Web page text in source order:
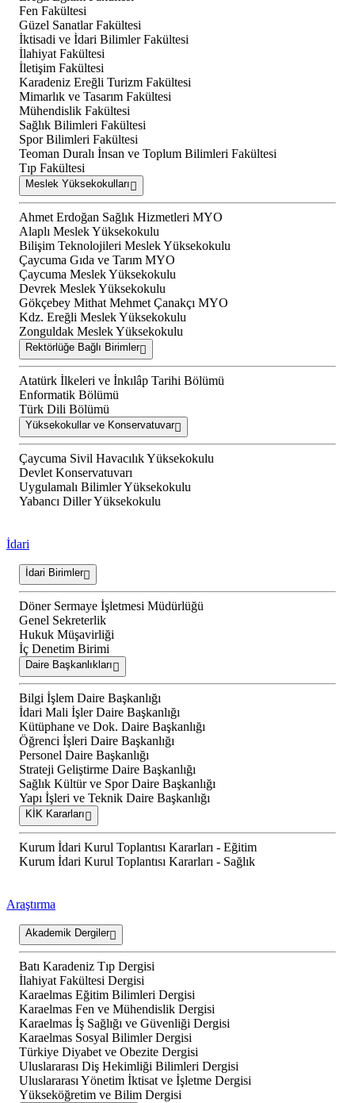
Fen Fakültesi
Güzel Sanatlar Fakültesi
İktisadi ve İdari Bilimler Fakültesi
İlahiyat Fakültesi
İletişim Fakültesi
Karadeniz Ereğli Turizm Fakültesi
Mimarlık ve Tasarım Fakültesi
Mühendislik Fakültesi
Sağlık Bilimleri Fakültesi
Spor Bilimleri Fakültesi
Teoman Duralı İnsan ve Toplum Bilimleri Fakültesi
Tıp Fakültesi
Meslek Yüksekokulları
Ahmet Erdoğan Sağlık Hizmetleri MYO
Alaplı Meslek Yüksekokulu
Bilişim Teknolojileri Meslek Yüksekokulu
Çaycuma Gıda ve Tarım MYO
Çaycuma Meslek Yüksekokulu
Devrek Meslek Yüksekokulu
Gökçebey Mithat Mehmet Çanakçı MYO
Kdz. Ereğli Meslek Yüksekokulu
Zonguldak Meslek Yüksekokulu
Rektörlüğe Bağlı Birimler
Atatürk İlkeleri ve İnkılâp Tarihi Bölümü
Enformatik Bölümü
Türk Dili Bölümü
Yüksekokullar ve Konservatuvar
Çaycuma Sivil Havacılık Yüksekokulu
Devlet Konservatuvarı
Uygulamalı Bilimler Yüksekokulu
Yabancı Diller Yüksekokulu
İdari
İdari Birimler
Döner Sermaye İşletmesi Müdürlüğü
Genel Sekreterlik
Hukuk Müşavirliği
İç Denetim Birimi
Daire Başkanlıkları
Bilgi İşlem Daire Başkanlığı
İdari Mali İşler Daire Başkanlığı
Kütüphane ve Dok. Daire Başkanlığı
Öğrenci İşleri Daire Başkanlığı
Personel Daire Başkanlığı
Strateji Geliştirme Daire Başkanlığı
Sağlık Kültür ve Spor Daire Başkanlığı
Yapı İşleri ve Teknik Daire Başkanlığı
KİK Kararları
Kurum İdari Kurul Toplantısı Kararları - Eğitim
Kurum İdari Kurul Toplantısı Kararları - Sağlık
Araştırma
Akademik Dergiler
Batı Karadeniz Tıp Dergisi
İlahiyat Fakültesi Dergisi
Karaelmas Eğitim Bilimleri Dergisi
Karaelmas Fen ve Mühendislik Dergisi
Karaelmas İş Sağlığı ve Güvenliği Dergisi
Karaelmas Sosyal Bilimler Dergisi
Türkiye Diyabet ve Obezite Dergisi
Uluslararası Diş Hekimliği Bilimleri Dergisi
Uluslararası Yönetim İktisat ve İşletme Dergisi
Yükseköğretim ve Bilim Dergisi